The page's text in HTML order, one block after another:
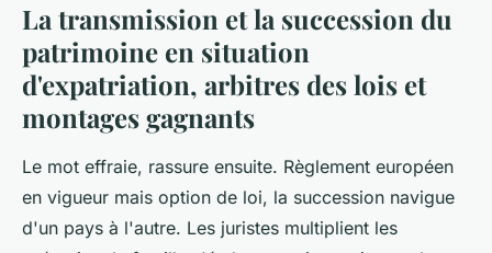
La transmission et la succession du
patrimoine en situation
d'expatriation, arbitres des lois et
montages gagnants
Le mot effraie, rassure ensuite. Règlement européen
en vigueur mais option de loi, la succession navigue
d'un pays à l'autre. Les juristes multiplient les